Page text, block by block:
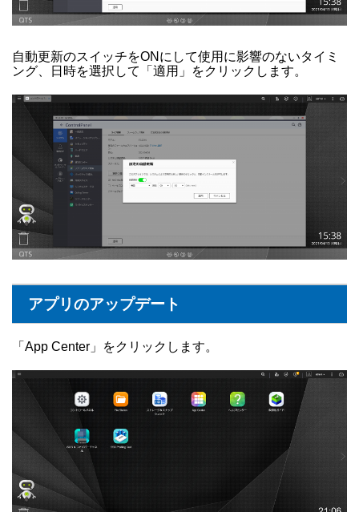
自動更新のスイッチをONにして使用に影響のないタイミ
ング、日時を選択して「適用」をクリックします。
アプリのアップデート
「App Center」をクリックします。